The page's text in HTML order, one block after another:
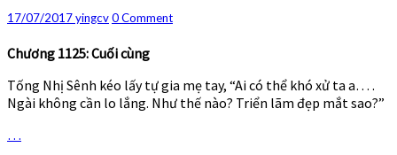
nhi
–
Ch
1125
–
17/07/2017yingcvComments
0 Comment
Chương 1125: Cuối cùng
Tống Nhị Sênh kéo lấy tự gia mẹ tay, “Ai có thể khó xử ta a… .
Ngài không cần lo lắng. Như thế nào? Triển lãm đẹp mắt sao?”
…